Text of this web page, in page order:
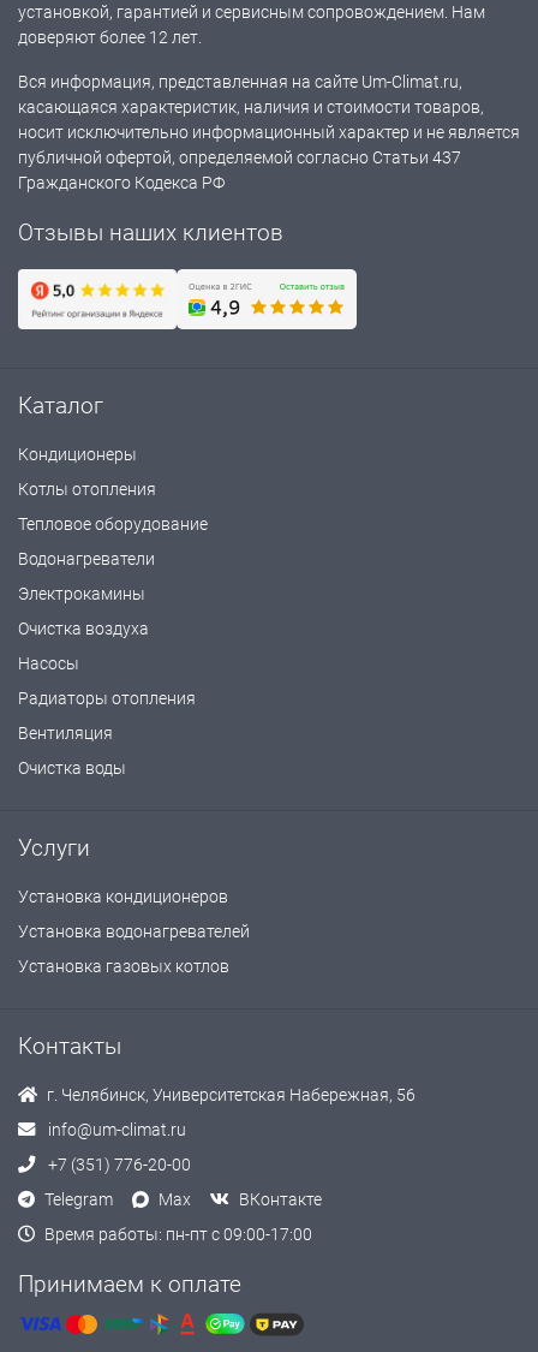
установкой, гарантией и сервисным сопровождением. Нам
доверяют более 12 лет.
Вся информация, представленная на сайте Um-Climat.ru,
касающаяся характеристик, наличия и стоимости товаров,
носит исключительно информационный характер и не является
публичной офертой, определяемой согласно Статьи 437
Гражданского Кодекса РФ
Отзывы наших клиентов
Каталог
Кондиционеры
Котлы отопления
Тепловое оборудование
Водонагреватели
Электрокамины
Очистка воздуха
Насосы
Радиаторы отопления
Вентиляция
Очистка воды
Услуги
Установка кондиционеров
Установка водонагревателей
Установка газовых котлов
Контакты
г. Челябинск, Университетская Набережная, 56
info@um-climat.ru
+7 (351) 776-20-00
Telegram
Max
ВКонтакте
Время работы: пн-пт с 09:00-17:00
Принимаем к оплате